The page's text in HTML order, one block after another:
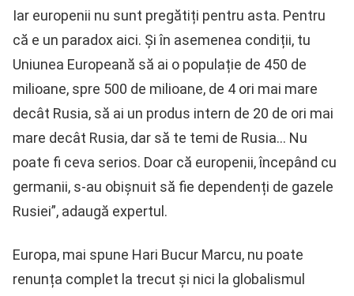
Iar europenii nu sunt pregătiți pentru asta. Pentru
că e un paradox aici. Și în asemenea condiții, tu
Uniunea Europeană să ai o populație de 450 de
milioane, spre 500 de milioane, de 4 ori mai mare
decât Rusia, să ai un produs intern de 20 de ori mai
mare decât Rusia, dar să te temi de Rusia… Nu
poate fi ceva serios. Doar că europenii, începând cu
germanii, s-au obișnuit să fie dependenți de gazele
Rusiei”, adaugă expertul.
Europa, mai spune Hari Bucur Marcu, nu poate
renunța complet la trecut și nici la globalismul